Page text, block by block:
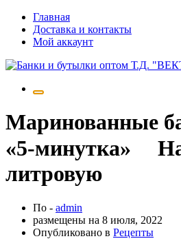
содержимому
Главная
Доставка и контакты
Мой аккаунт
Маринованные
«5-минутка» ⠀
литровую
По - admin
размещены на 8 июля, 2022
Опубликовано в Рецепты